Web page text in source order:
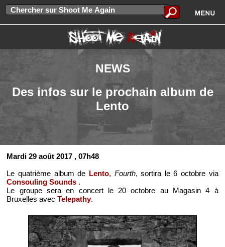
NEWS
Des infos sur le prochain album de
Lento
Mardi 29 août 2017 , 07h48
Le quatrième album de Lento, Fourth, sortira le 6 octobre via
Consouling Sounds .
Le groupe sera en concert le 20 octobre au Magasin 4 à
Bruxelles avecTelepathy.